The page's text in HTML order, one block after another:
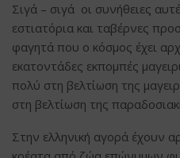
Σιγά – σιγά οι συνήθειες
εστιατόρια και ταβέρνες
φαγητά που ο κόσμος έχει
εκατοντάδες εκπομπές
πολύ στη βελτίωση της
στη βελτίωση της
Στην ελληνική αγορά έχουν